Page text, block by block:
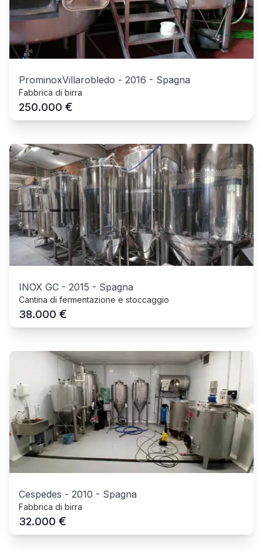
ProminoxVillarobledo - 2016 - Spagna
Fabbrica di birra
250.000 €
INOX GC - 2015 - Spagna
Cantina di fermentazione e stoccaggio
38.000 €
Cespedes - 2010 - Spagna
Fabbrica di birra
32.000 €